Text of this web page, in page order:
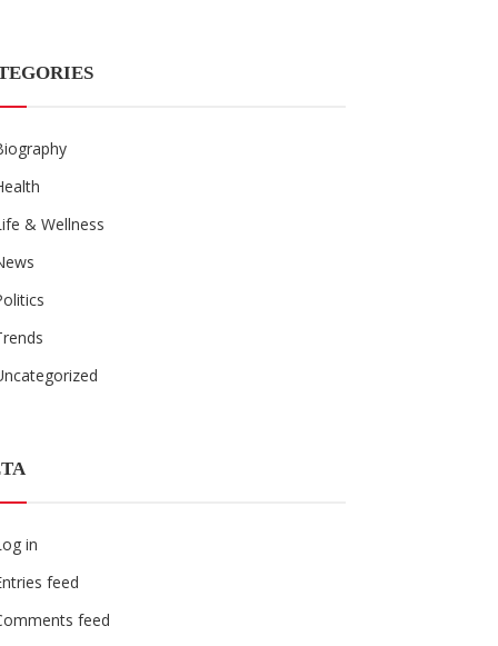
& Wellness
in
feed
feed